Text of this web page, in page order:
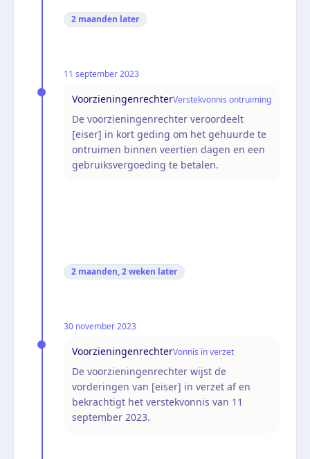
2 maanden later
11 september 2023
VoorzieningenrechterVerstekvonnis ontruiming
De voorzieningenrechter veroordeelt
[eiser] in kort geding om het gehuurde te
ontruimen binnen veertien dagen en een
gebruiksvergoeding te betalen.
2 maanden, 2 weken later
30 november 2023
VoorzieningenrechterVonnis in verzet
De voorzieningenrechter wijst de
vorderingen van [eiser] in verzet af en
bekrachtigt het verstekvonnis van 11
september 2023.